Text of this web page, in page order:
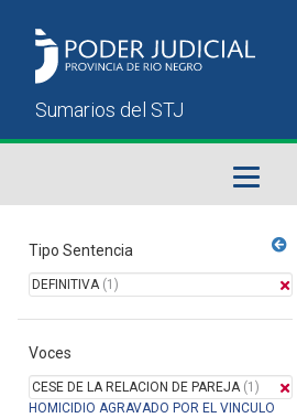
Sumarios del STJ
Manual del Usuario
Tipo Sentencia
DEFINITIVA(1)
Voces
CESE DE LA RELACION DE PAREJA(1)
HOMICIDIO AGRAVADO POR EL VINCULO